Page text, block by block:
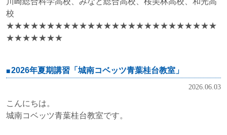
校
★★★★★★★★★★★★★★★★★★★★★★★★★★
★★★★★★★
2026年夏期講習「城南コベッツ青葉桂台教室」
2026.06.03
こんにちは。
城南コベッツ青葉桂台教室です。